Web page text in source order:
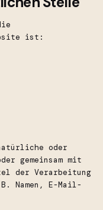
ist:
oder
gemeinsam mit
der Verarbeitung
Namen, E-Mail-